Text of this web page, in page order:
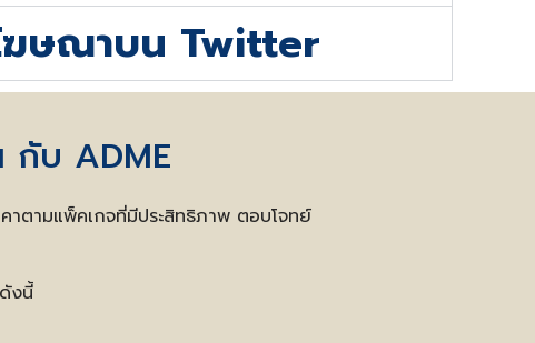
ฆษณาบน Twitter
กับ ADME
าตามแพ็คเกจที่มีประสิทธิภาพ ตอบโจทย์
งนี้